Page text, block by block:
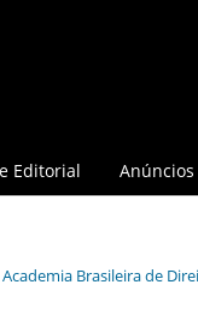
Editorial Anúncios
Brasileira de